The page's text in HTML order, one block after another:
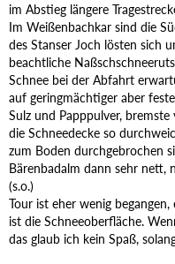
im Abstieg längere
Im Weißenbachkar sind die
des Stanser Joch lösten sich
beachtliche
Schnee bei der Abfahrt
auf geringmächtiger aber
Sulz und Papppulver,
die Schneedecke so
zum Boden durchgebrochen
Bärenbadalm dann sehr nett,
(s.o.)
Tour ist eher wenig
ist die Schneeoberfläche.
das glaub ich kein Spaß,